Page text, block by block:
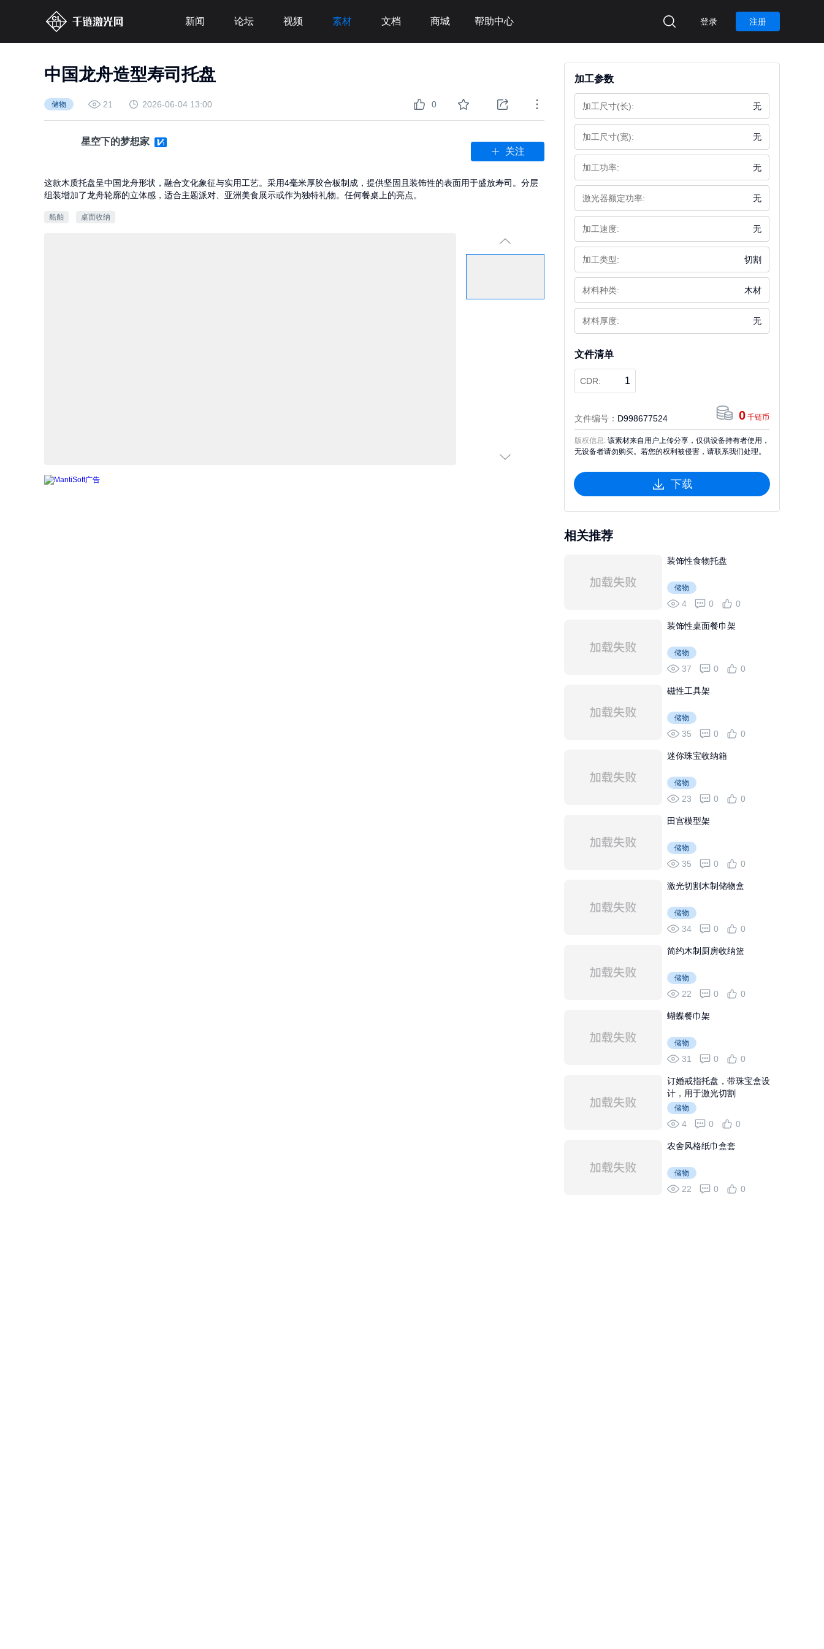
新闻 论坛 视频 素材 文档 商城 帮助中心 登录 注册
中国龙舟造型寿司托盘
储物 21 2026-06-04 13:00 0
星空下的梦想家
关注
这款木质托盘呈中国龙舟形状，融合文化象征与实用工艺。采用4毫米厚胶合板制成，提供坚固且装饰性的表面用于盛放寿司。分层
组装增加了龙舟轮廓的立体感，适合主题派对、亚洲美食展示或作为独特礼物。任何餐桌上的亮点。
船舶 桌面收纳
加工参数
加工尺寸(长): 无
加工尺寸(宽): 无
加工功率: 无
激光器额定功率: 无
加工速度: 无
加工类型: 切割
材料种类: 木材
材料厚度: 无
文件清单
CDR: 1
文件编号： D998677524 0 千链币
版权信息: 该素材来自用户上传分享，仅供设备持有者使用，
无设备者请勿购买。若您的权利被侵害，请联系我们处理。
下载
相关推荐
装饰性食物托盘
储物
4 0 0
装饰性桌面餐巾架
储物
37 0 0
磁性工具架
储物
35 0 0
迷你珠宝收纳箱
储物
23 0 0
田宫模型架
储物
35 0 0
激光切割木制储物盒
储物
34 0 0
简约木制厨房收纳篮
储物
22 0 0
蝴蝶餐巾架
储物
31 0 0
订婚戒指托盘，带珠宝盒设
计，用于激光切割
储物
4 0 0
农舍风格纸巾盒套
储物
22 0 0